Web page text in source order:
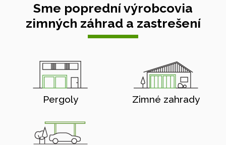
Sme poprední výrobcovia
zimných záhrad a zastrešení
Pergoly Zimné zahrady